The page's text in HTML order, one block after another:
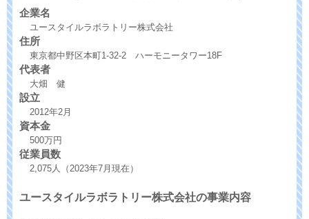
企業名
ユースタイルラボラトリー株式会社
住所
東京都中野区本町1-32-2 ハーモニータワー18F
代表者
大畑 健
設立
2012年2月
資本金
500万円
従業員数
2,075人（2023年7月現在）
ユースタイルラボラトリー株式会社の事業内容